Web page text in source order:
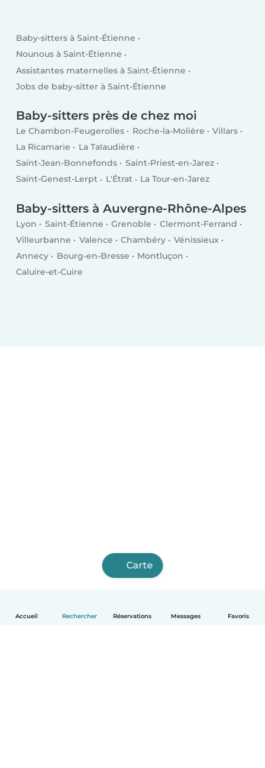
Accueil Rechercher Réservations Messages Favoris
Baby-sitters à Saint-Étienne
Nounous à Saint-Étienne
Assistantes maternelles à Saint-Étienne
Jobs de baby-sitter à Saint-Étienne
Baby-sitters près de chez moi
Le Chambon-Feugerolles Roche-la-Molière
Villars
La Ricamarie
La Talaudière
Saint-Jean-Bonnefonds
Saint-Priest-en-Jarez
Saint-Genest-Lerpt
L'Étrat La Tour-en-Jarez
Baby-sitters à Auvergne-Rhône-Alpes
Lyon Saint-Étienne Grenoble
Clermont-Ferrand
Villeurbanne
Valence Chambéry
Vénissieux
Annecy
Bourg-en-Bresse
Montluçon
Caluire-et-Cuire
Carte